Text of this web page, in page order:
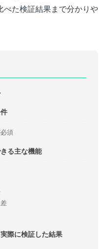
べた検証結果まで分かりや
須
る主な機能
際に検証した結果